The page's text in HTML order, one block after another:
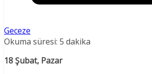
Geceze
Okuma süresi: 5 dakika
18 Şubat, Pazar